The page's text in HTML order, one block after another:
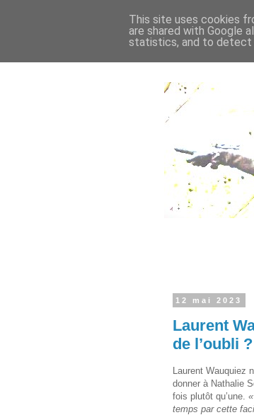
12 mai 2023
Laurent
de l’oubli ?
Laurent Wauquiez
donner à Nathalie
fois plutôt qu’une.
temps par cette
This site uses cookies
are shared with Google
statistics, and to detect